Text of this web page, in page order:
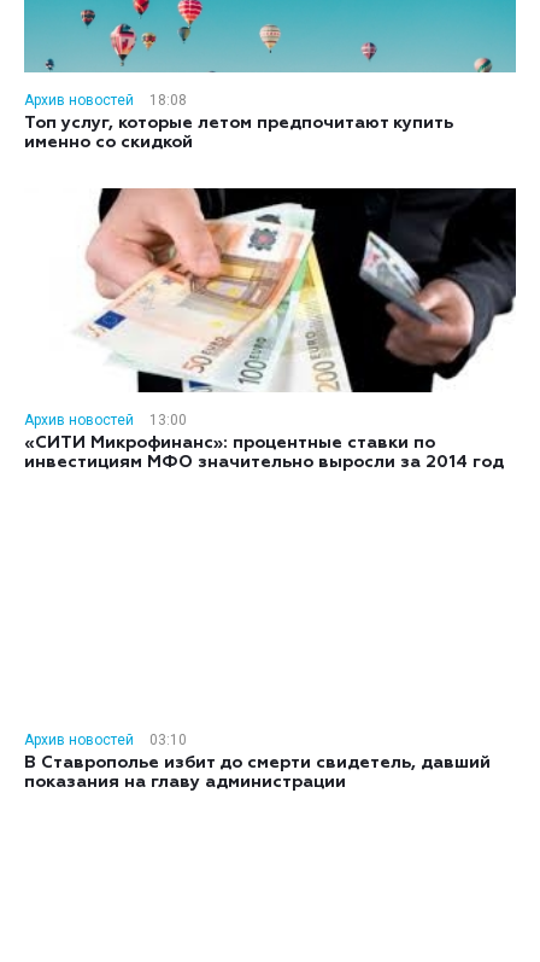
Архив новостей
18:08
Топ услуг, которые летом предпочитают купить
именно со скидкой
Архив новостей
13:00
«СИТИ Микрофинанс»: процентные ставки по
инвестициям МФО значительно выросли за 2014 год
Архив новостей
03:10
В Ставрополье избит до смерти свидетель, давший
показания на главу администрации